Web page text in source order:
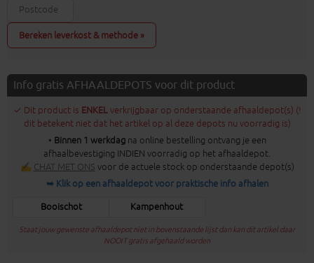
Bereken leverkost & methode »
Info gratis AFHAALDEPOTS voor dit product
✓ Dit product is ENKELverkrijgbaar op onderstaande afhaaldepot(s) (!
dit betekent niet dat het artikel op al deze depots nu voorradig is)
• Binnen 1 werkdagna online bestelling ontvang je een
afhaalbevestiging INDIEN voorradig op het afhaaldepot.
✍ CHAT MET ONS voor de actuele stock op onderstaande depot(s)
➥ Klik op een afhaaldepot voor praktische info afhalen
Booischot Kampenhout
Staat jouw gewenste afhaaldepot niet in bovenstaande lijst dan kan dit artikel daar
NOOIT gratis afgehaald worden